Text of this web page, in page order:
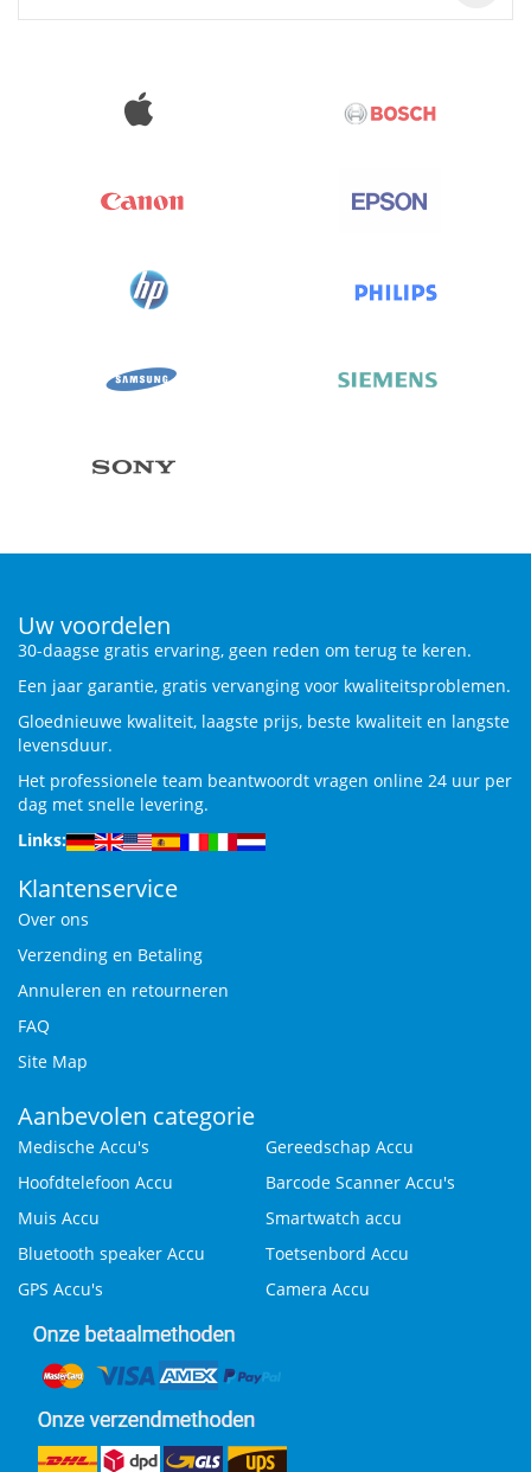
Uw voordelen
30-daagse gratis ervaring, geen reden om terug te keren.
Een jaar garantie, gratis vervanging voor kwaliteitsproblemen.
Gloednieuwe kwaliteit, laagste prijs, beste kwaliteit en langste
levensduur.
Het professionele team beantwoordt vragen online 24 uur per
dag met snelle levering.
Links:
Klantenservice
Over ons
Verzending en Betaling
Annuleren en retourneren
FAQ
Site Map
Aanbevolen categorie
Medische Accu's
Gereedschap Accu
Hoofdtelefoon Accu
Barcode Scanner Accu's
Muis Accu
Smartwatch accu
Bluetooth speaker Accu
Toetsenbord Accu
GPS Accu's
Camera Accu